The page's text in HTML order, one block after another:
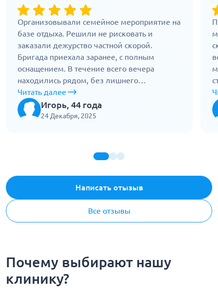
Организовывали семейное мероприятие на
базе отдыха. Решили не рисковать и
заказали дежурство частной скорой.
Бригада приехала заранее, с полным
оснащением. В течение всего вечера
находились рядом, без лишнего
вмешательства. Один человек
почувствовал себя плохо, врач быстро
сориентировался, оказал помощь. Никакой
Читать далее
Игорь, 44 года
24 Декабря, 2025
Написать отызыв
Все отзывы
Почему выбирают нашу
клинику?